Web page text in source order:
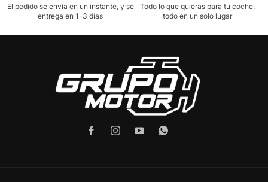
El pedido se envía en un instante, y se
entrega en 1-3 días
Todo lo que quieras para tu coche,
todo en un solo lugar